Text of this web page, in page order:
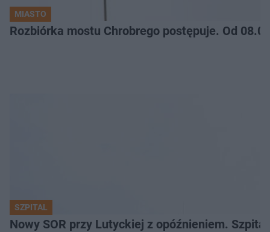
MIASTO
Rozbiórka mostu Chrobrego postępuje. Od
SZPITAL
Nowy SOR przy Lutyckiej z opóźnieniem.